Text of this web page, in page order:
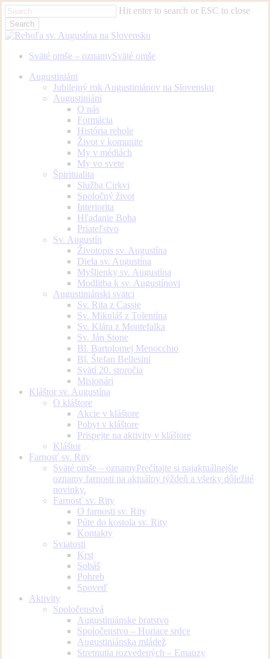
Skip
to
main
content
Hit enter to search or ESC to close
Search
Close
Sväté omše – oznamySväté omše
Menu
Augustiniáni
Jubilejný rok Augustiniánov na Slovensku
Augustiniáni
O nás
Formácia
História rehole
Život v komunite
My v médiách
My vo svete
Špiritualita
Služba Cirkvi
Spoločný život
Interiorita
Hľadanie Boha
Priateľstvo
Sv. Augustín
Životopis sv. Augustína
Diela sv. Augustína
Myšlienky sv. Augustína
Modlitba k sv. Augustínovi
Augustiniánski svätci
Sv. Rita z Cassie
Sv. Mikuláš z Tolentína
Sv. Klára z Montefalka
Sv. Ján Stone
Bl. Bartolomej Menocchio
Bl. Štefan Bellesini
Svätí 20. storočia
Misionári
Kláštor sv. Augustína
O kláštore
Akcie v kláštore
Pobyt v kláštore
Prispejte na aktivity v kláštore
Kláštor
Farnosť sv. Rity
Sväté omše – oznamyPrečítajte si najaktuálnejšie
oznamy farnosti na aktuálny týždeň a všetky dôležité
novinky.
Farnosť sv. Rity
O farnosti sv. Rity
Púte do kostola sv. Rity
Kontakty
Sviatosti
Krst
Sobáš
Pohreb
Spoveď
Aktivity
Spoločenstvá
Augustiniánske bratstvo
Spoločenstvo – Horiace srdce
Augustiniánska mládež
Stretnutia rozvedených – Emauzy